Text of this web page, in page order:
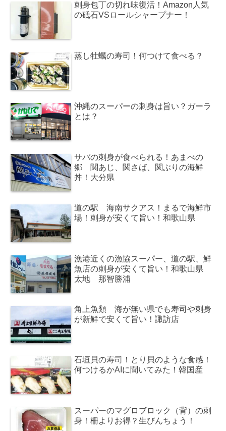
刺身包丁の切れ味復活！Amazon人気
の砥石VSロールシャープナー！
蒸し牡蠣の寿司！何つけて食べる？
沖縄のスーパーの刺身は旨い？ガーラ
とは？
サバの刺身が食べられる！あまべの
郷 関あじ、関さば、関ぶりの海鮮
丼！大分県
道の駅 海南サクアス！まるで海鮮市
場！刺身が安くて旨い！和歌山県
漁港近くの漁協スーパー、道の駅、鮮
魚店の刺身が安くて旨い！和歌山県
太地 那智勝浦
角上魚類 海が無い県でも寿司や刺身
が新鮮で安くて旨い！諏訪店
石垣貝の寿司！とり貝のような食感！
何つけるかAIに聞いてみた！韓国産
スーパーのマグロブロック（背）の刺
身！柵よりお得？生びんちょう！